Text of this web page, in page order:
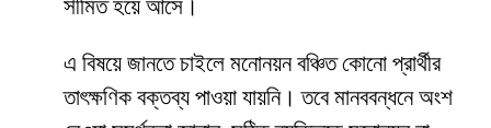
সীমিত হয়ে আসে।
এ বিষয়ে জানতে চাইলে মনোনয়ন বঞ্চিত কোনো প্রার্থীর
তাৎক্ষণিক বক্তব্য পাওয়া যায়নি। তবে মানববন্ধনে অংশ